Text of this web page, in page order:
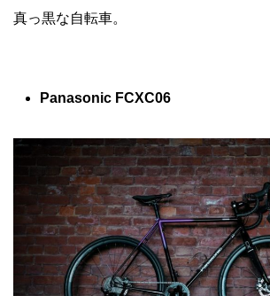
真っ黒な自転車。
Panasonic FCXC06